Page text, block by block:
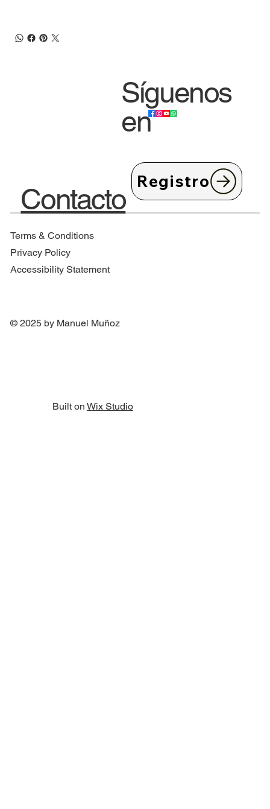
Síguenos
en
Contacto
Registro
Terms & Conditions
Privacy Policy
Accessibility Statement
© 2025 by Manuel Muñoz
Built on Wix Studio